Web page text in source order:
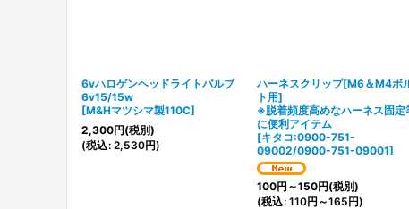
6vハロゲンヘッドライトバルブ
6v15/15w
[M&Hマツシマ製110C]
2,300円(税別)
(税込: 2,530円)
ハーネスクリップ[M6＆M4ボ
ト用]
※脱着頻度高めなハーネス固定
に便利アイテム
[キタコ:0900-751-
09002/0900-751-09001]
100円 ～150円(税別)
(税込: 110円 ～165円)